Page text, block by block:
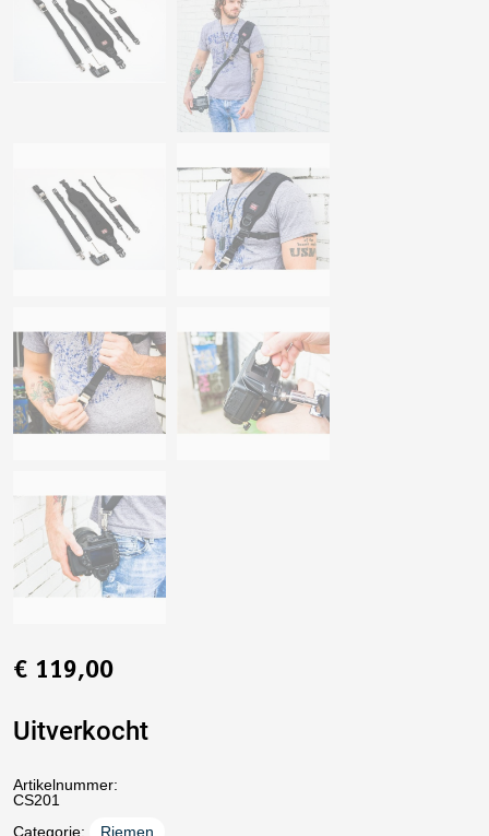
€ 119,00
Uitverkocht
Artikelnummer:
CS201
Categorie:
Riemen